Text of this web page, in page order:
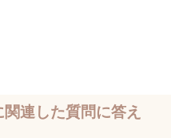
関連した質問に答え